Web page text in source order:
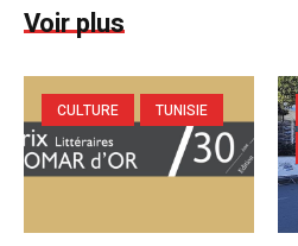
Voir plus
CULTURE TUNISIE